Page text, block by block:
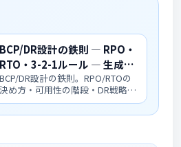
BCP/DR設計の鉄則 ― RPO・
RTO・3-2-1ルール ― 生成AI
時代のアーキテクチャ超入門
BCP/DR設計の鉄則。RPO/RTOの
決め方・可用性の階段・DR戦略4
ターン・3-2-1バックアップ・ラ
サムウェア対策・復旧訓練ま